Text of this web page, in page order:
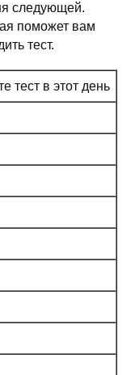
следующей.
поможет вам
тест.
тест в этот день